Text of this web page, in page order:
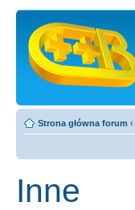
Strona główna forum ‹
Inne